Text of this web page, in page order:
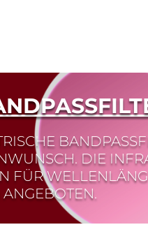
DIE
FÜR
ANGEBOTEN.